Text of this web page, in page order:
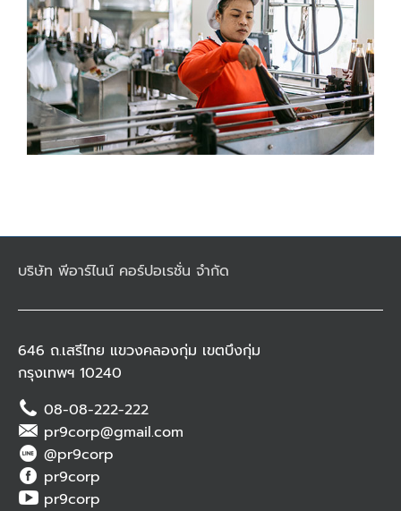
บริษัท พีอาร์ไนน์ คอร์ปอเรชั่น จำกัด
646 ถ.เสรีไทย แขวงคลองกุ่ม เขตบึงกุ่ม
กรุงเทพฯ 10240
08-08-222-222
pr9corp@gmail.com
@pr9corp
pr9corp
pr9corp